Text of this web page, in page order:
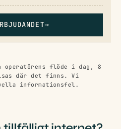
→
operatörens flöde i dag, 8
där det finns. Vi
informationsfel.